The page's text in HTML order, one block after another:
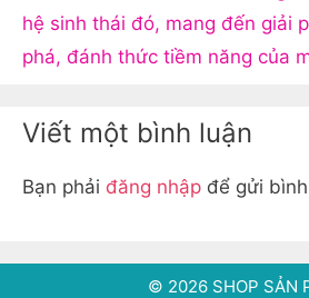
hệ sinh thái đó, mang đến giải
phá, đánh thức tiềm năng của
Viết một bình luận
Bạn phải đăng nhập để gửi
© 2026 SHOP SẢN